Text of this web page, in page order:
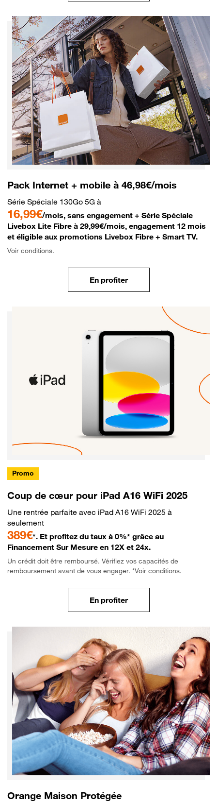
Pack Internet + mobile à 46,98€/mois
Série Spéciale 130Go 5G à
16,99€/mois, sans engagement + Série Spéciale
Livebox Lite Fibre à 29,99€/mois, engagement 12 mois
et éligible aux promotions Livebox Fibre + Smart TV.
Voir conditions.
En profiter
Promo
Coup de cœur pour iPad A16 WiFi 2025
Une rentrée parfaite avec iPad A16 WiFi 2025 à
seulement
389€*. Et profitez du taux à 0%* grâce au
Financement Sur Mesure en 12X et 24x.
Un crédit doit être remboursé. Vérifiez vos capacités de
remboursement avant de vous engager. *Voir conditions.
En profiter
Orange Maison Protégée